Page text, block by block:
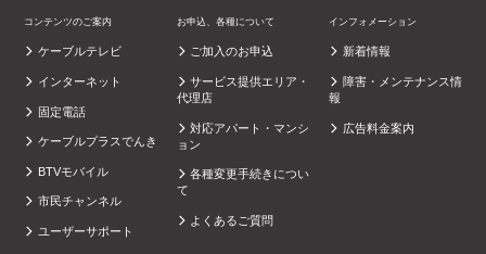
コンテンツのご案内
ケーブルテレビ
インターネット
固定電話
ケーブルプラスでんき
BTVモバイル
市民チャンネル
ユーザーサポート
お申込、各種について
ご加入のお申込
サービス提供エリア・
代理店
対応アパート・マンシ
ョン
各種変更手続きについ
て
よくあるご質問
インフォメーション
新着情報
障害・メンテナンス情
報
広告料金案内